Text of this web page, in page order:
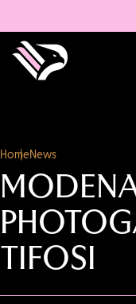
HomeNews
TIFOSI